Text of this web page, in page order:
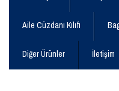
Aile Cüzdanı Kılıfı
Diğer Ürünler İletişim